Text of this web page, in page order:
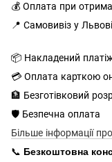
💰 Оплата при
📍 Самовивіз у
📦 Накладений
💳 Оплата карткою
🏦 Безготівковий
🛡️ Безпечна оплата
Більше інформації
📞 Безкоштовна